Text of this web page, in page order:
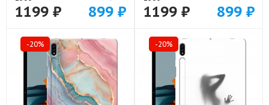
1199 ₽ 899 ₽ 1199 ₽ 899 ₽
-20% -20%